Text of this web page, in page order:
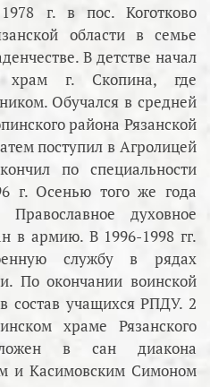
г. в пос. Коготково
области в семье
В детстве начал
храм г. Скопина, где
Обучался в средней
района Рязанской
поступил в Агролицей
по специальности
г. Осенью того же года
духовное
в армию. В 1996-1998 гг.
службу в рядах
По окончании воинской
состав учащихся РПДУ. 2
храме Рязанского
в сан диакона
и Касимовским Симоном